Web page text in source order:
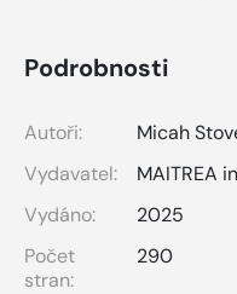
Podrobnosti
Autoři:
Micah
Vydavatel:
MAITREA
Vydáno:
2025
Počet
stran:
290